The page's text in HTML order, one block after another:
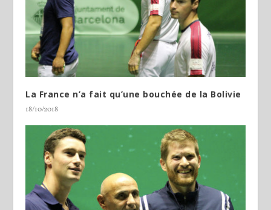
La France n’a fait qu’une bouchée de la Bolivie
18/10/2018